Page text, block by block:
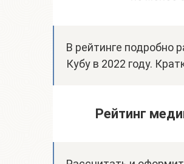
В рейтинге подробно
Кубу в 2022 году.
Рейтинг